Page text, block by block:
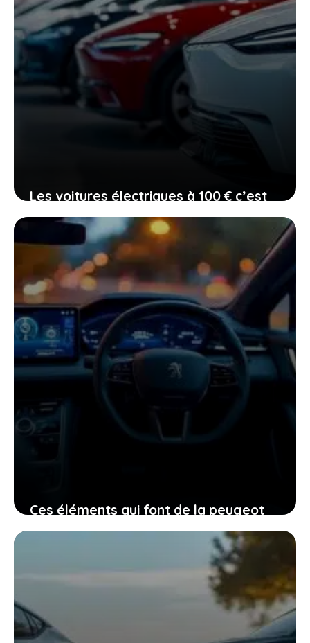
Les voitures électriques à 100 € c’est
fini, mais une nouvelle ère s’ouvre
devant vous
19 janvier 2026
Ces éléments qui font de la peugeot
408 électrique une voiture à
15 janvier 2026